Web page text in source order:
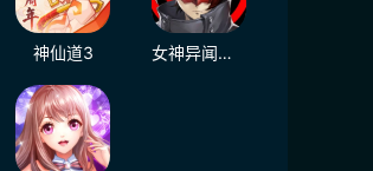
神仙道3 女神异闻录：夜幕魅影